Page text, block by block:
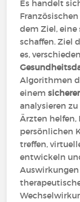
Es handelt
dem Ziel,
schaffen. Ziel
es,
Algorithmen
einem
analysieren
Ärzten
persönlichen
treffen,
entwickeln